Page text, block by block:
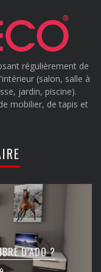
régulièrement de
(salon, salle à
jardin, piscine).
mobilier, de tapis et
D’ADO ?